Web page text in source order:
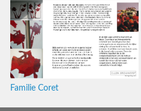
Familie Coret